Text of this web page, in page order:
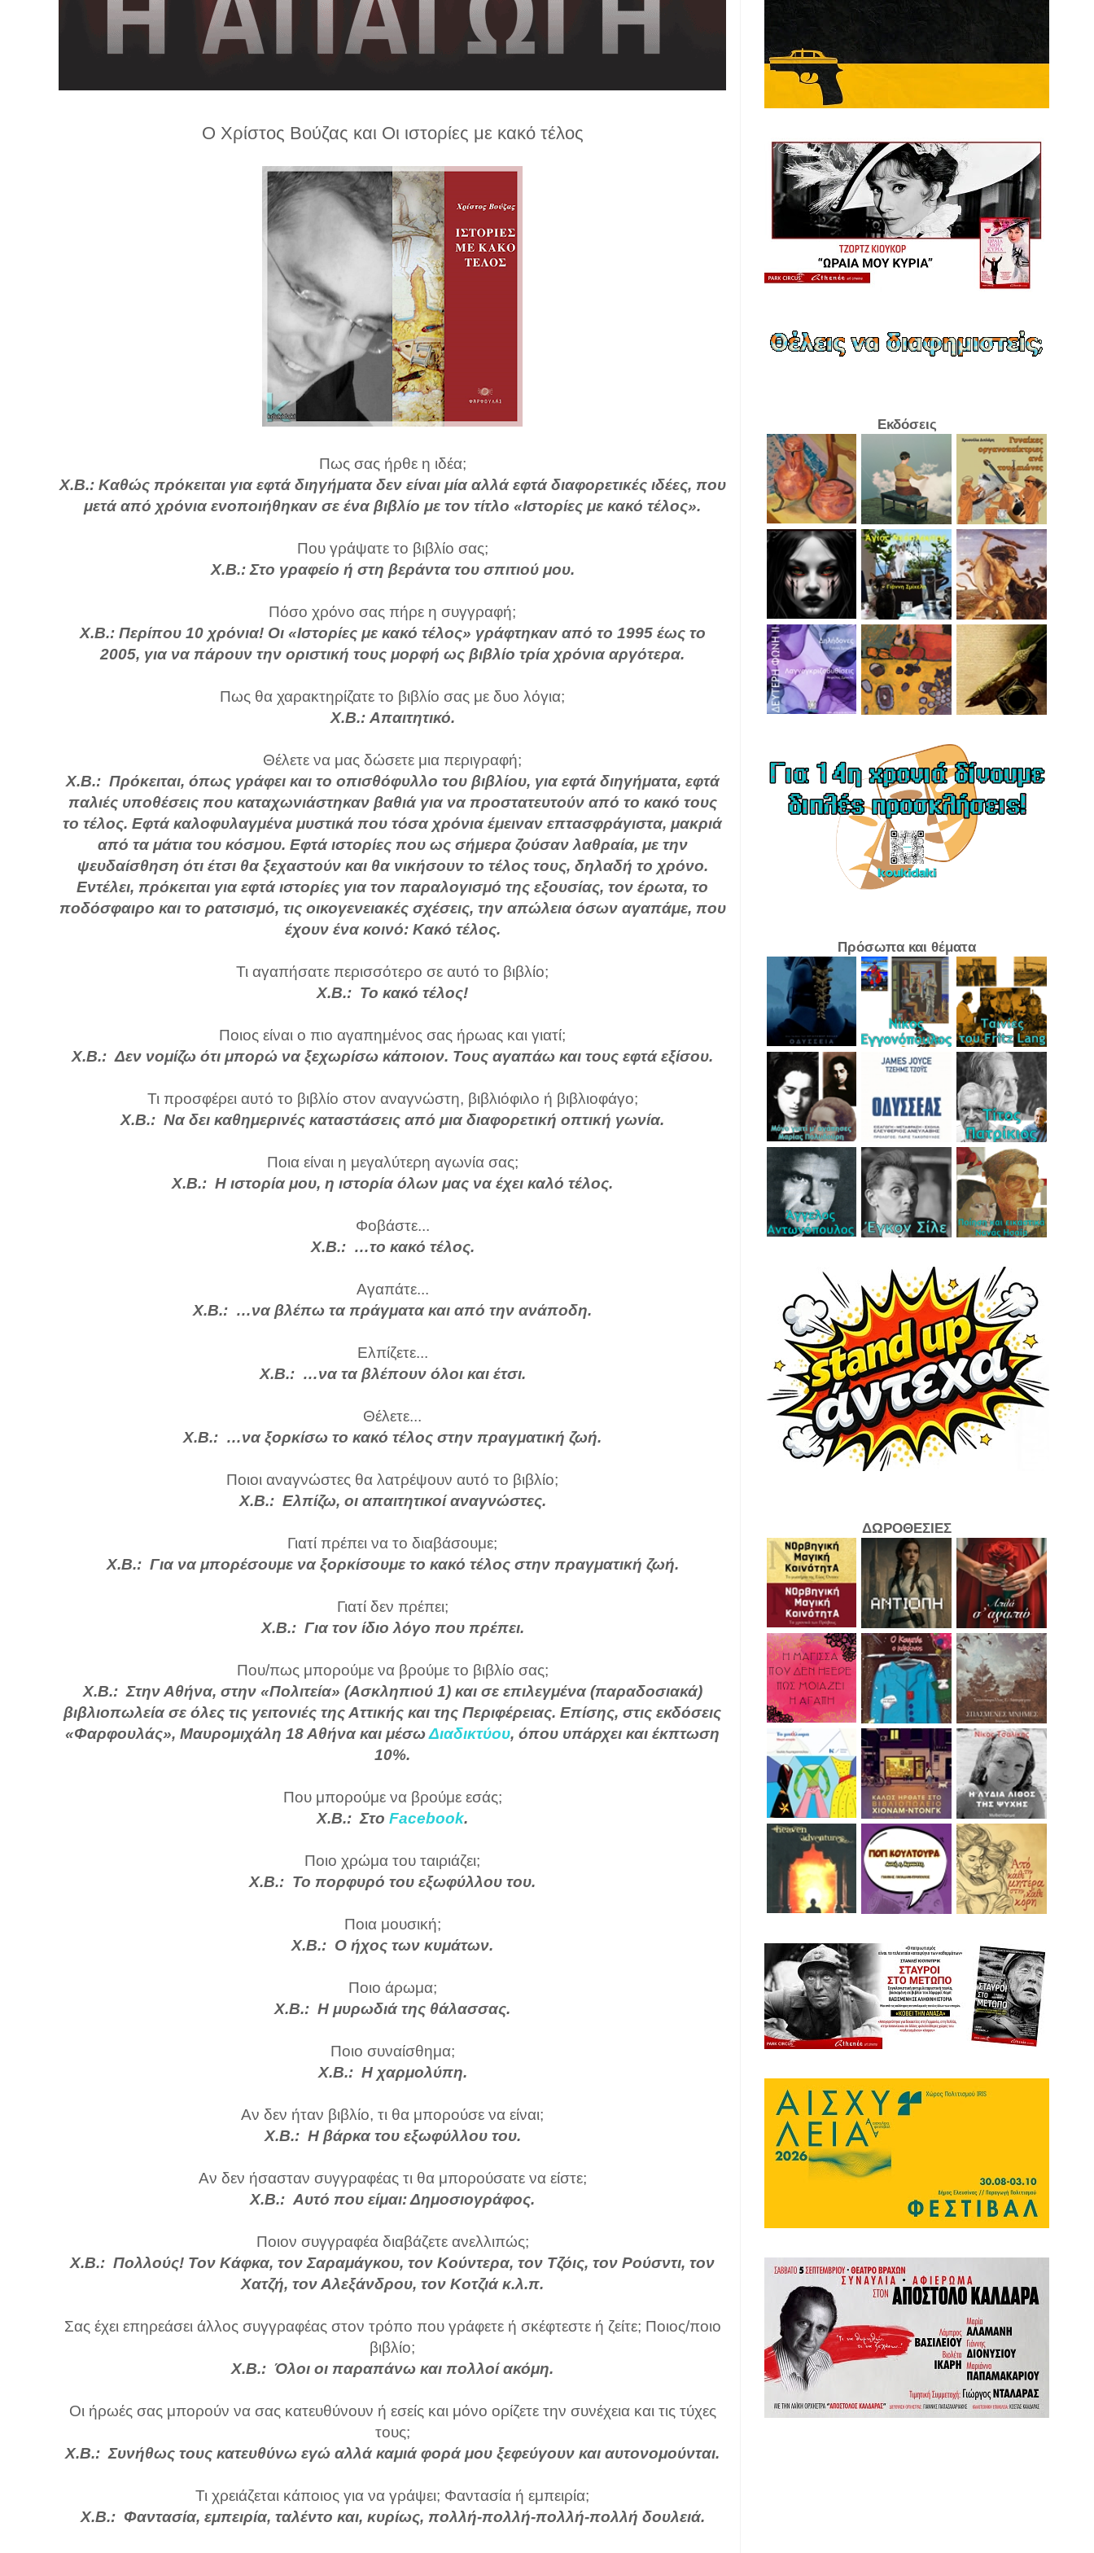
Ο Χρίστος Βούζας και Οι ιστορίες με κακό τέλος
Πως σας ήρθε η ιδέα;
Χ.Β.: Καθώς πρόκειται για εφτά διηγήματα δεν είναι μία αλλά εφτά διαφορετικές ιδέες, που
μετά από χρόνια ενοποιήθηκαν σε ένα βιβλίο με τον τίτλο «Ιστορίες με κακό τέλος».
Που γράψατε το βιβλίο σας;
Χ.Β.: Στο γραφείο ή στη βεράντα του σπιτιού μου.
Πόσο χρόνο σας πήρε η συγγραφή;
Χ.Β.: Περίπου 10 χρόνια! Οι «Ιστορίες με κακό τέλος» γράφτηκαν από το 1995 έως το
2005, για να πάρουν την οριστική τους μορφή ως βιβλίο τρία χρόνια αργότερα.
Πως θα χαρακτηρίζατε το βιβλίο σας με δυο λόγια;
Χ.Β.: Απαιτητικό.
Θέλετε να μας δώσετε μια περιγραφή;
Χ.Β.: Πρόκειται, όπως γράφει και το οπισθόφυλλο του βιβλίου, για εφτά διηγήματα, εφτά
παλιές υποθέσεις που καταχωνιάστηκαν βαθιά για να προστατευτούν από το κακό τους
το τέλος. Εφτά καλοφυλαγμένα μυστικά που τόσα χρόνια έμειναν επτασφράγιστα, μακριά
από τα μάτια του κόσμου. Εφτά ιστορίες που ως σήμερα ζούσαν λαθραία, με την
ψευδαίσθηση ότι έτσι θα ξεχαστούν και θα νικήσουν το τέλος τους, δηλαδή το χρόνο.
Εντέλει, πρόκειται για εφτά ιστορίες για τον παραλογισμό της εξουσίας, τον έρωτα, το
ποδόσφαιρο και το ρατσισμό, τις οικογενειακές σχέσεις, την απώλεια όσων αγαπάμε, που
έχουν ένα κοινό: Κακό τέλος.
Τι αγαπήσατε περισσότερο σε αυτό το βιβλίο;
Χ.Β.: Το κακό τέλος!
Ποιος είναι ο πιο αγαπημένος σας ήρωας και γιατί;
Χ.Β.: Δεν νομίζω ότι μπορώ να ξεχωρίσω κάποιον. Τους αγαπάω και τους εφτά εξίσου.
Τι προσφέρει αυτό το βιβλίο στον αναγνώστη, βιβλιόφιλο ή βιβλιοφάγο;
Χ.Β.: Να δει καθημερινές καταστάσεις από μια διαφορετική οπτική γωνία.
Ποια είναι η μεγαλύτερη αγωνία σας;
Χ.Β.: Η ιστορία μου, η ιστορία όλων μας να έχει καλό τέλος.
Φοβάστε...
Χ.Β.: …το κακό τέλος.
Αγαπάτε...
Χ.Β.: …να βλέπω τα πράγματα και από την ανάποδη.
Ελπίζετε...
Χ.Β.: …να τα βλέπουν όλοι και έτσι.
Θέλετε...
Χ.Β.: …να ξορκίσω το κακό τέλος στην πραγματική ζωή.
Ποιοι αναγνώστες θα λατρέψουν αυτό το βιβλίο;
Χ.Β.: Ελπίζω, οι απαιτητικοί αναγνώστες.
Γιατί πρέπει να το διαβάσουμε;
Χ.Β.: Για να μπορέσουμε να ξορκίσουμε το κακό τέλος στην πραγματική ζωή.
Γιατί δεν πρέπει;
Χ.Β.: Για τον ίδιο λόγο που πρέπει.
Που/πως μπορούμε να βρούμε το βιβλίο σας;
Χ.Β.: Στην Αθήνα, στην «Πολιτεία» (Ασκληπιού 1) και σε επιλεγμένα (παραδοσιακά)
βιβλιοπωλεία σε όλες τις γειτονιές της Αττικής και της Περιφέρειας. Επίσης, στις εκδόσεις
«Φαρφουλάς», Μαυρομιχάλη 18 Αθήνα και μέσωΔιαδικτύου, όπου υπάρχει και έκπτωση
10%.
Που μπορούμε να βρούμε εσάς;
Χ.Β.: Στο Facebook.
Ποιο χρώμα του ταιριάζει;
Χ.Β.: Το πορφυρό του εξωφύλλου του.
Ποια μουσική;
Χ.Β.: Ο ήχος των κυμάτων.
Ποιο άρωμα;
Χ.Β.: Η μυρωδιά της θάλασσας.
Ποιο συναίσθημα;
Χ.Β.: Η χαρμολύπη.
Αν δεν ήταν βιβλίο, τι θα μπορούσε να είναι;
Χ.Β.: Η βάρκα του εξωφύλλου του.
Αν δεν ήσασταν συγγραφέας τι θα μπορούσατε να είστε;
Χ.Β.: Αυτό που είμαι: Δημοσιογράφος.
Ποιον συγγραφέα διαβάζετε ανελλιπώς;
Χ.Β.: Πολλούς! Τον Κάφκα, τον Σαραμάγκου, τον Κούντερα, τον Τζόις, τον Ρούσντι, τον
Χατζή, τον Αλεξάνδρου, τον Κοτζιά κ.λ.π.
Σας έχει επηρεάσει άλλος συγγραφέας στον τρόπο που γράφετε ή σκέφτεστε ή ζείτε; Ποιος/ποιο
βιβλίο;
Χ.Β.: Όλοι οι παραπάνω και πολλοί ακόμη.
Οι ήρωές σας μπορούν να σας κατευθύνουν ή εσείς και μόνο ορίζετε την συνέχεια και τις τύχες
τους;
Χ.Β.: Συνήθως τους κατευθύνω εγώ αλλά καμιά φορά μου ξεφεύγουν και αυτονομούνται.
Τι χρειάζεται κάποιος για να γράψει; Φαντασία ή εμπειρία;
Χ.Β.: Φαντασία, εμπειρία, ταλέντο και, κυρίως, πολλή-πολλή-πολλή-πολλή δουλειά.
Εκδόσεις
Πρόσωπα και θέματα
ΔΩΡΟΘΕΣΙΕΣ